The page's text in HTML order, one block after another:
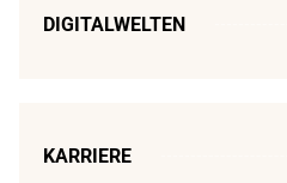
DIGITALWELTEN
KARRIERE